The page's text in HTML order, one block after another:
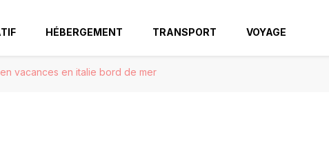
HÉBERGEMENT TRANSPORT VOYAGE
vacances en italie bord de mer